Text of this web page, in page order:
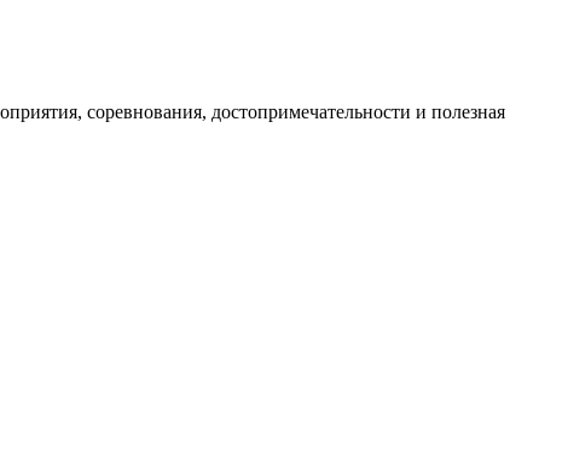
соревнования, достопримечательности и полезная